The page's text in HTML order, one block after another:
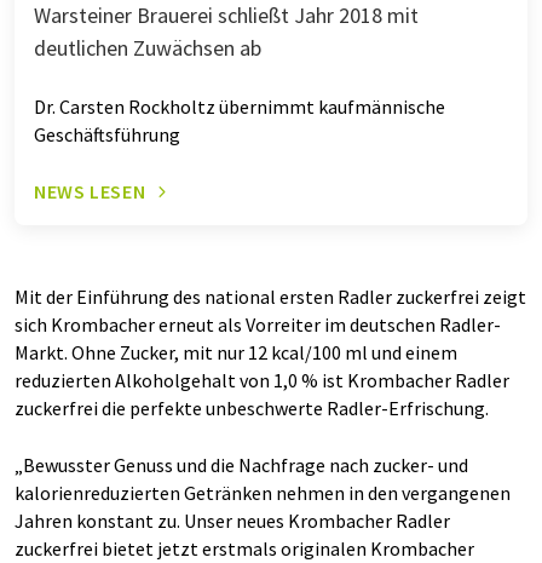
Warsteiner Brauerei schließt Jahr 2018 mit
deutlichen Zuwächsen ab
Dr. Carsten Rockholtz übernimmt kaufmännische
Geschäftsführung
NEWS LESEN
Mit der Einführung des national ersten Radler zuckerfrei zeigt
sich Krombacher erneut als Vorreiter im deutschen Radler-
Markt. Ohne Zucker, mit nur 12 kcal/100 ml und einem
reduzierten Alkoholgehalt von 1,0 % ist Krombacher Radler
zuckerfrei die perfekte unbeschwerte Radler-Erfrischung.
„Bewusster Genuss und die Nachfrage nach zucker- und
kalorienreduzierten Getränken nehmen in den vergangenen
Jahren konstant zu. Unser neues Krombacher Radler
zuckerfrei bietet jetzt erstmals originalen Krombacher